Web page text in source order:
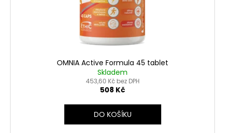
OMNIA Active Formula 45 tablet
Skladem
453,60 Kč bez DPH
508 Kč
DO KOŠÍKU